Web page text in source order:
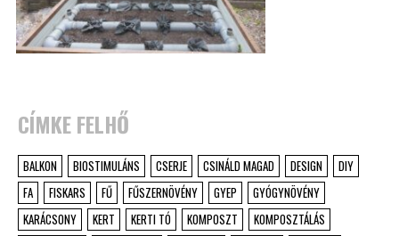
CÍMKE FELHŐ
BALKON BIOSTIMULÁNS CSERJE CSINÁLD MAGAD DESIGN
DIY
FA
FISKARS FŰ FŰSZERNÖVÉNY GYEP
GYÓGYNÖVÉNY
KARÁCSONY
KERT KERTI TÓ KOMPOSZT
KOMPOSZTÁLÁS